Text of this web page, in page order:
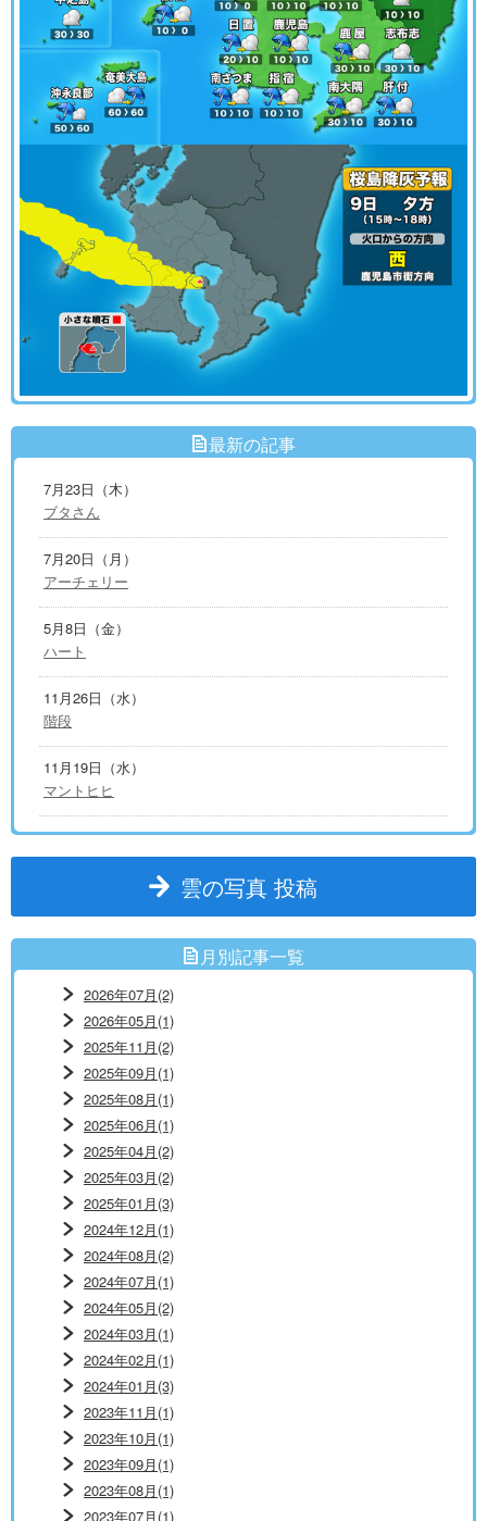
最新の記事
7月23日（木）
ブタさん
7月20日（月）
アーチェリー
5月8日（金）
ハート
11月26日（水）
階段
11月19日（水）
マントヒヒ
雲の写真 投稿
月別記事一覧
2026年07月(2)
2026年05月(1)
2025年11月(2)
2025年09月(1)
2025年08月(1)
2025年06月(1)
2025年04月(2)
2025年03月(2)
2025年01月(3)
2024年12月(1)
2024年08月(2)
2024年07月(1)
2024年05月(2)
2024年03月(1)
2024年02月(1)
2024年01月(3)
2023年11月(1)
2023年10月(1)
2023年09月(1)
2023年08月(1)
2023年07月(1)